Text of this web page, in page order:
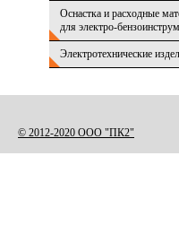
Оснастка и расходные
для электро-
Электротехнические
© 2012-2020 ООО "ПК2"